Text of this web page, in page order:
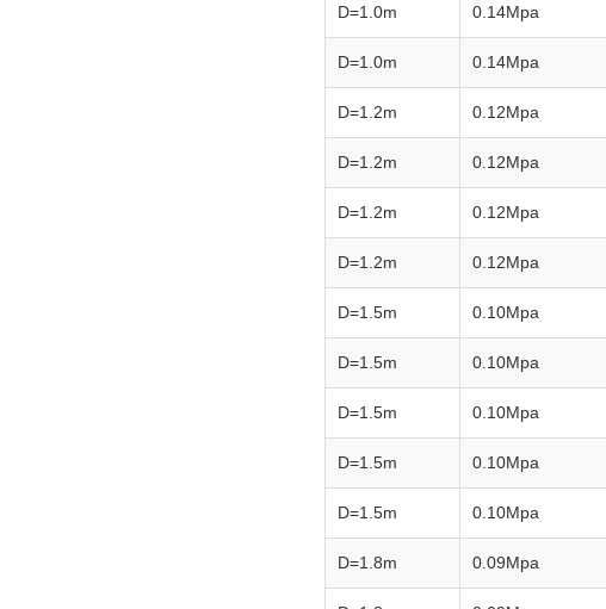
D=1.0m 0.14Mpa
D=1.0m 0.14Mpa
D=1.2m 0.12Mpa
D=1.2m 0.12Mpa
D=1.2m 0.12Mpa
D=1.2m 0.12Mpa
D=1.5m 0.10Mpa
D=1.5m 0.10Mpa
D=1.5m 0.10Mpa
D=1.5m 0.10Mpa
D=1.5m 0.10Mpa
D=1.8m 0.09Mpa